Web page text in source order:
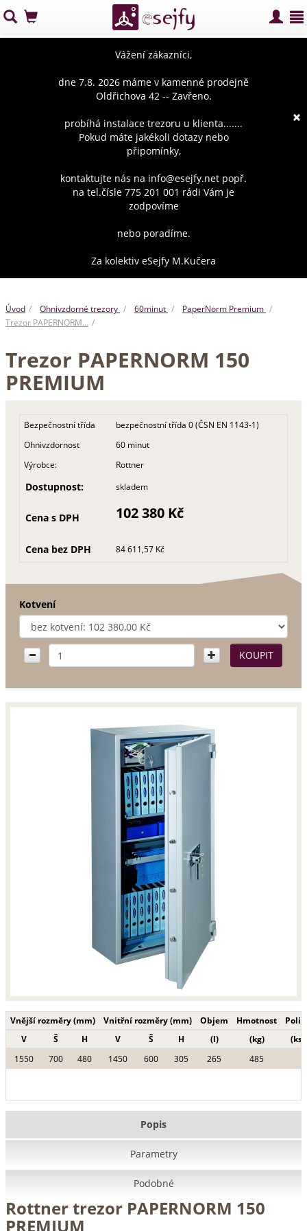
×
Vážení zákazníci,
dne 7.8. 2026 máme v kamenné prodejně
Oldřichova 42 -- Zavřeno.
probíhá instalace trezoru u klienta.......
Pokud máte jakékoli dotazy nebo
připomínky,
kontaktujte nás na info@esejfy.net popř.
na tel.čísle 775 201 001 rádi Vám je
zodpovíme
nebo poradíme.
Za kolektiv eSejfy M.Kučera
Úvod Ohnivzdorné trezory 60minut
PaperNorm Premium
Trezor PAPERNORM…
Trezor PAPERNORM 150
PREMIUM
Bezpečnostní třída
bezpečnostní třída 0 (ČSN EN 1143-1)
Ohnivzdornost
60 minut
Výrobce:
Rottner
Dostupnost: skladem
Cena s DPH 102 380 Kč
Cena bez DPH 84 611,57 Kč
Kotvení
Vnější rozměry (mm) Vnitřní rozměry (mm) Objem Hmotnost
V
Š H V Š H (l) (kg)
(ks)
1550
700 480 1450 600 305 265 485
Popis
Parametry
Podobné
Rottner trezor PAPERNORM 150
PREMIUM